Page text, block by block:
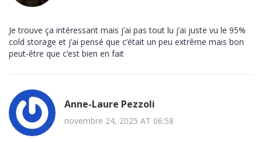
Je trouve ça intéressant mais j’ai pas tout lu j’ai juste vu le 95%
cold storage et j’ai pensé que c’était un peu extrême mais bon
peut-être que c’est bien en fait
Anne-Laure Pezzoli
novembre 24, 2025 AT 06:58